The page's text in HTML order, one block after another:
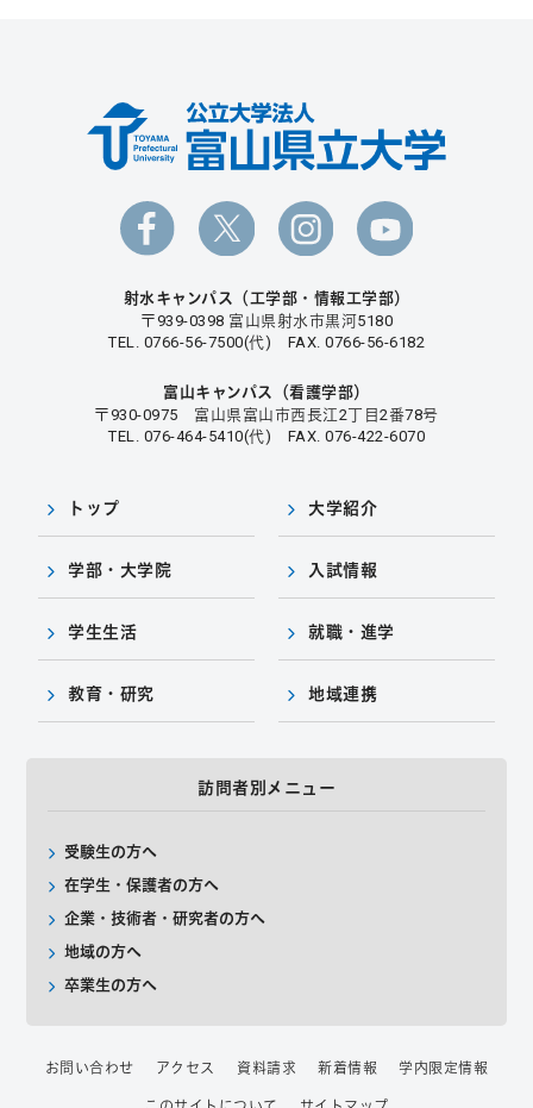
射水キャンパス（工学部・情報工学部）
〒939-0398 富山県射水市黒河5180
TEL. 0766-56-7500(代) FAX. 0766-56-6182
富山キャンパス（看護学部）
〒930-0975 富山県富山市西長江2丁目2番78号
TEL. 076-464-5410(代) FAX. 076-422-6070
トップ 大学紹介
学部・大学院 入試情報
学生生活 就職・進学
教育・研究 地域連携
訪問者別メニュー
受験生の方へ
在学生・保護者の方へ
企業・技術者・研究者の方へ
地域の方へ
卒業生の方へ
お問い合わせ アクセス 資料請求 新着情報 学内限定情報